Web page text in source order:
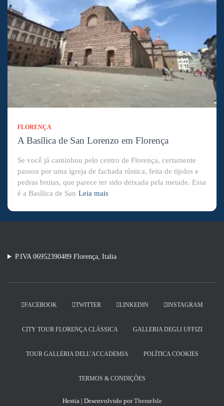
FLORENÇA
A Basílica de San Lorenzo em Florença
Se você já caminhou pelo centro de Florença, certamente
passou por uma igreja de fachada rústica, feita de tijolos e
pedras brutas, que parece ter sido deixada pela metade. Essa
é a Basílica de San Leia mais
P.IVA 06952390489 Florença, Italia
FACEBOOK TWITTER LINKEDIN INSTAGRAM
CITY TOUR FLORENÇA CLÁSSICA GALLERIA DEGLI UFFIZI
TOUR GALLERIA DELL’ACCADEMIA POLÍTICA COOKIES
TERMOS & CONDIÇÕES
Hestia | Desenvolvido porThemeIsle